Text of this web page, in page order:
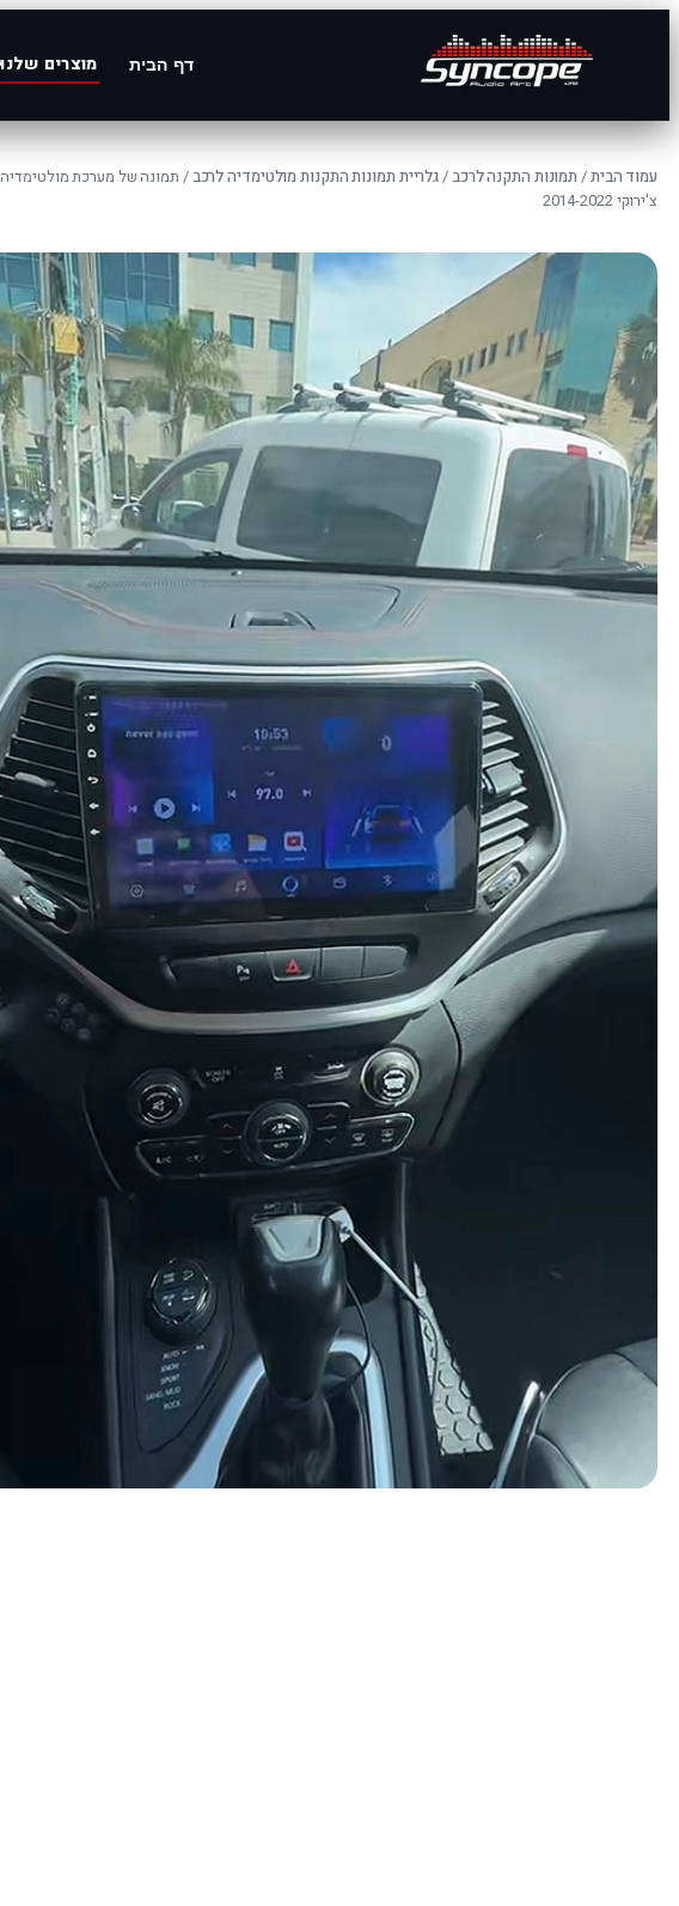
דף הבית מוצרים שלנו
עמוד הבית/ תמונות התקנה לרכב/גלריית תמונות התקנות מולטימדיה לרכב/ תמונה של מערכת
צ'ירוקי 2014-2022